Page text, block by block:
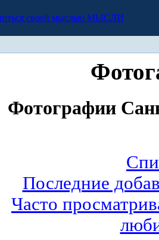
МЫСЛИ
Фотографии
Последние
Часто